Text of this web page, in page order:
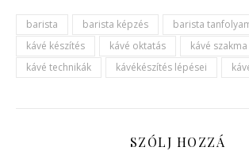
barista barista képzés barista
kávé készítés
kávé oktatás
kávé szakma
kávé technikák
kávékészítés lépései
SZÓLJ HOZZÁ